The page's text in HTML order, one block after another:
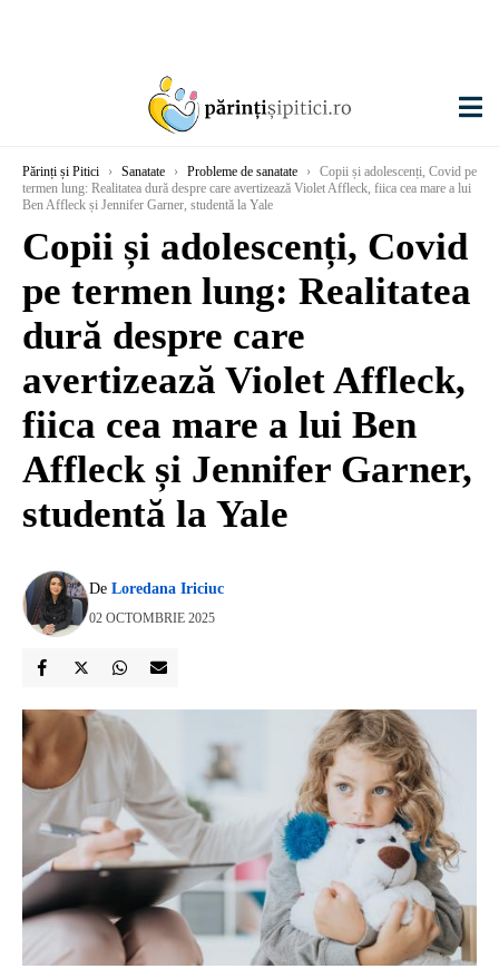
Părinți și Pitici › Sanatate › Probleme de sanatate ›
Copii și adolescenți, Covid pe
termen lung: Realitatea dură despre care avertizează Violet Affleck, fiica cea mare a lui
Ben Affleck și Jennifer Garner, studentă la Yale
Copii și adolescenți, Covid
pe termen lung: Realitatea
dură despre care
avertizează Violet Affleck,
fiica cea mare a lui Ben
Affleck și Jennifer Garner,
studentă la Yale
De Loredana Iriciuc
02 OCTOMBRIE 2025